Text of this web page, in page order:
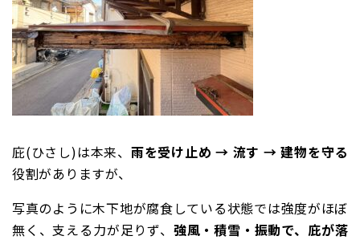
庇(ひさし)は本来、 雨を受け止め → 流す → 建物を守る
役割がありますが、
写真のように木下地が腐食している状態では強度がほぼ
無く、支える力が足りず、 強風・積雪・振動で、庇が落